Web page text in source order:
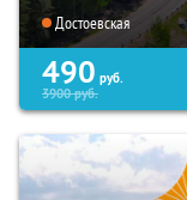
Достоевская
490 руб.
3900руб.